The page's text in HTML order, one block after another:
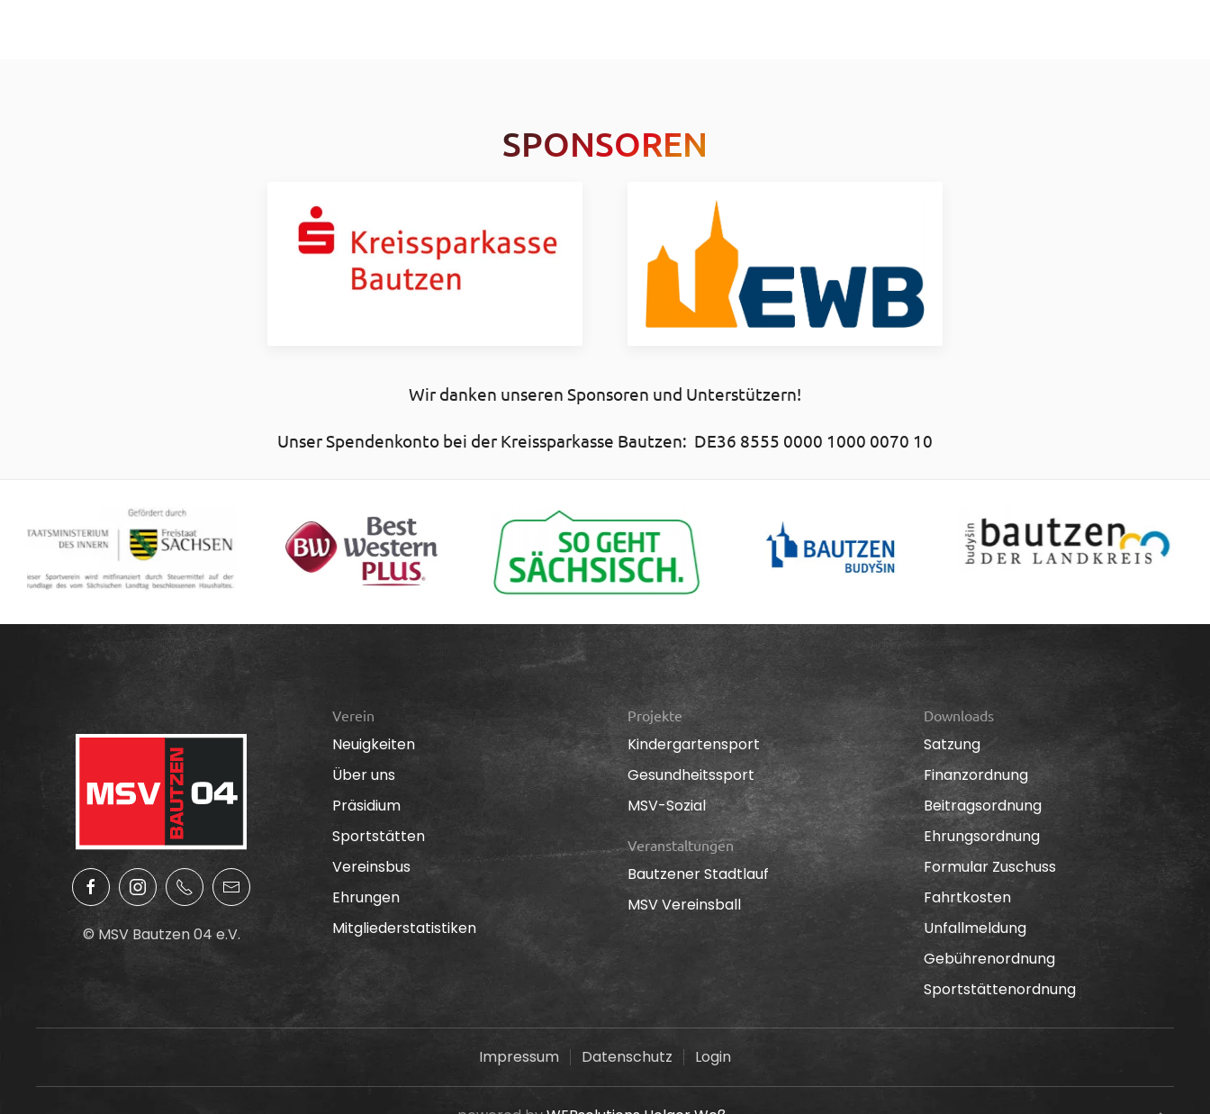
SPONSOREN
Wir danken unseren Sponsoren und Unterstützern!
Unser Spendenkonto bei der Kreissparkasse Bautzen: DE36 8555 0000 1000 0070 10
Verein
Neuigkeiten
Über uns
Präsidium
Sportstätten
Vereinsbus
Ehrungen
Mitgliederstatistiken
Projekte
Kindergartensport
Gesundheitssport
MSV-Sozial
Veranstaltungen
Bautzener Stadtlauf
MSV Vereinsball
Downloads
Satzung
Finanzordnung
Beitragsordnung
Ehrungsordnung
Formular Zuschuss
Fahrtkosten
Unfallmeldung
Gebührenordnung
Sportstättenordnung
© MSV Bautzen 04 e.V.
Impressum Datenschutz Login